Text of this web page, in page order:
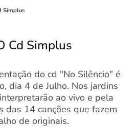
Simplus
Cd Simplus
do cd "No Silêncio" é
dia 4 de Julho. Nos jardins
ao vivo e pela
das 14 canções que fazem
de originais.